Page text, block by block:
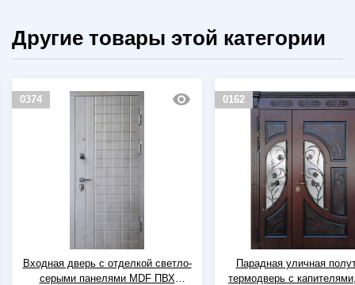
Другие товары этой категории
0374
Входная дверь с отделкой светло-
серыми панелями MDF ПВХ
0162
Парадная уличная
термодверь с